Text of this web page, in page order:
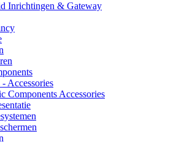
Inrichtingen & Gateway
Accessories
Components Accessories